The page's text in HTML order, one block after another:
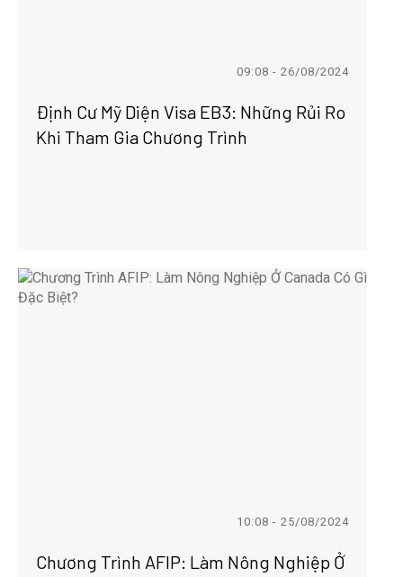
09:08 - 26/08/2024
Định Cư Mỹ Diện Visa EB3: Những Rủi Ro
Khi Tham Gia Chương Trình
10:08 - 25/08/2024
Chương Trình AFIP: Làm Nông Nghiệp Ở